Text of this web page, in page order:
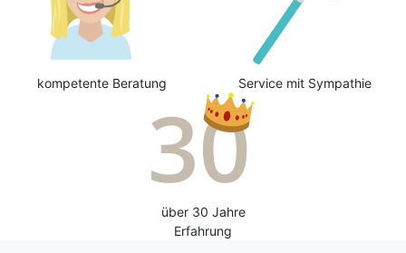
kompetente Beratung Service mit Sympathie
über 30 Jahre
Erfahrung